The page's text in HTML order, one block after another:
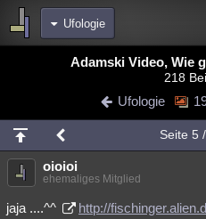
Ufologie
Chat Wiki Neuigkeiten
meine Rubriken
Menschen
Spiritualität Verschwörungen
Adamski Video, Wie
218
Ufologie
Seite 5
oioioi
ehemaliges Mitglied
jaja ....^^ http://